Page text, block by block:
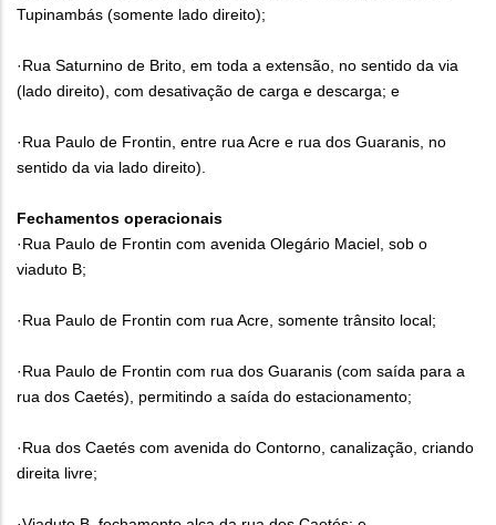
Tupinambás (somente lado direito);
·Rua Saturnino de Brito, em toda a extensão, no sentido da via
(lado direito), com desativação de carga e descarga; e
·Rua Paulo de Frontin, entre rua Acre e rua dos Guaranis, no
sentido da via lado direito).
Fechamentos operacionais
·Rua Paulo de Frontin com avenida Olegário Maciel, sob o
viaduto B;
·Rua Paulo de Frontin com rua Acre, somente trânsito local;
·Rua Paulo de Frontin com rua dos Guaranis (com saída para a
rua dos Caetés), permitindo a saída do estacionamento;
·Rua dos Caetés com avenida do Contorno, canalização, criando
direita livre;